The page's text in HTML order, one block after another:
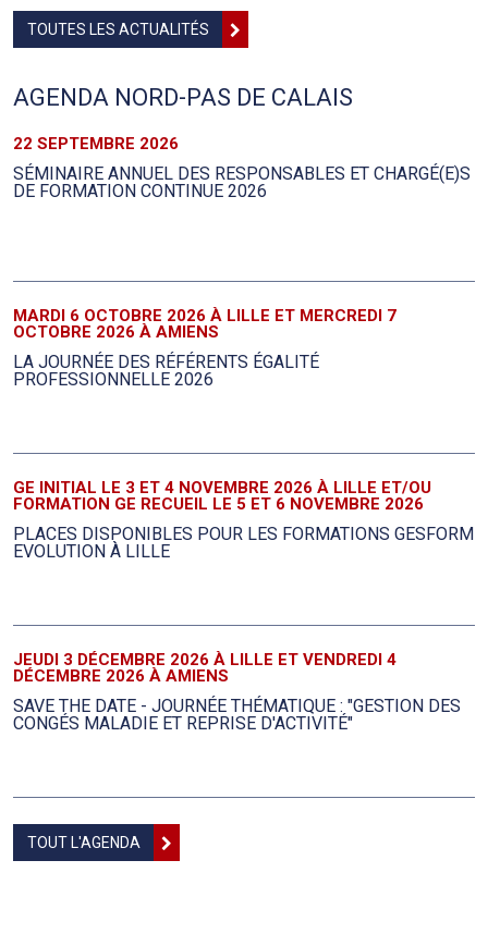
TOUTES LES ACTUALITÉS
AGENDA NORD-PAS DE CALAIS
22 SEPTEMBRE 2026
SÉMINAIRE ANNUEL DES RESPONSABLES ET CHARGÉ(E)S
DE FORMATION CONTINUE 2026
MARDI 6 OCTOBRE 2026 À LILLE ET MERCREDI 7
OCTOBRE 2026 À AMIENS
LA JOURNÉE DES RÉFÉRENTS ÉGALITÉ
PROFESSIONNELLE 2026
GE INITIAL LE 3 ET 4 NOVEMBRE 2026 À LILLE ET/OU
FORMATION GE RECUEIL LE 5 ET 6 NOVEMBRE 2026
PLACES DISPONIBLES POUR LES FORMATIONS GESFORM
EVOLUTION À LILLE
JEUDI 3 DÉCEMBRE 2026 À LILLE ET VENDREDI 4
DÉCEMBRE 2026 À AMIENS
SAVE THE DATE - JOURNÉE THÉMATIQUE : "GESTION DES
CONGÉS MALADIE ET REPRISE D'ACTIVITÉ"
TOUT L'AGENDA